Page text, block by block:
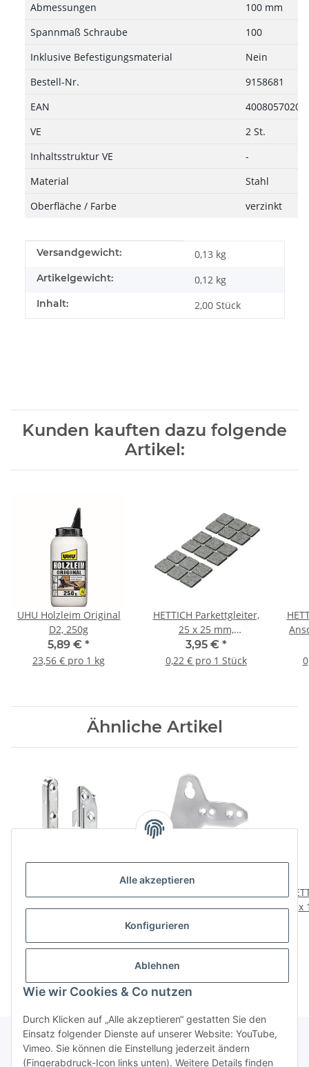
Alle akzeptieren
Konfigurieren
Ablehnen
Wie wir Cookies & Co nutzen
Durch Klicken auf „Alle akzeptieren“ gestatten Sie den
Einsatz folgender Dienste auf unserer Website: YouTube,
Vimeo. Sie können die Einstellung jederzeit ändern
(Fingerabdruck-Icon links unten). Weitere Details finden
Abmessungen
100 mm
Spannmaß Schraube
100
Inklusive Befestigungsmaterial
Nein
Bestell-Nr.
9158681
EAN
VE
2 St.
Inhaltsstruktur VE
-
Material
Stahl
Oberfläche / Farbe
verzinkt
Produkteigenschaft
Wert
Versandgewicht: 0,13 kg
Artikelgewicht: 0,12 kg
Inhalt: 2,00 Stück
Kunden kauften dazu folgende
Artikel:
UHU Holzleim Original
D2, 250g
5,89 € *
23,56 € pro 1 kg
HETTICH Parkettgleiter,
25 x 25 mm,
selbstklebend, 18 Stück
3,95 € *
0,22 € pro 1 Stück
Ähnliche Artikel
zum Verbinden von
(2x links, 2x rechts)
Schrankaufhänger, 100 x
75 mm, verzinkt, 10
15,29 €
x